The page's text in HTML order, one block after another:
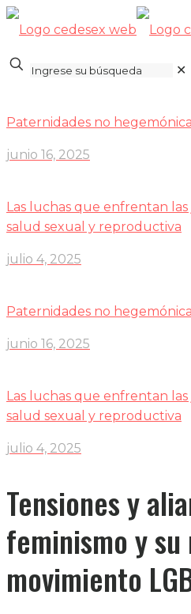
✕
Paternidades no
junio 16, 2025
Las luchas que enfrentan
salud sexual y reproductiva
julio 4, 2025
Paternidades no
junio 16, 2025
Las luchas que enfrentan
salud sexual y reproductiva
julio 4, 2025
Tensiones y
feminismo y
movimiento